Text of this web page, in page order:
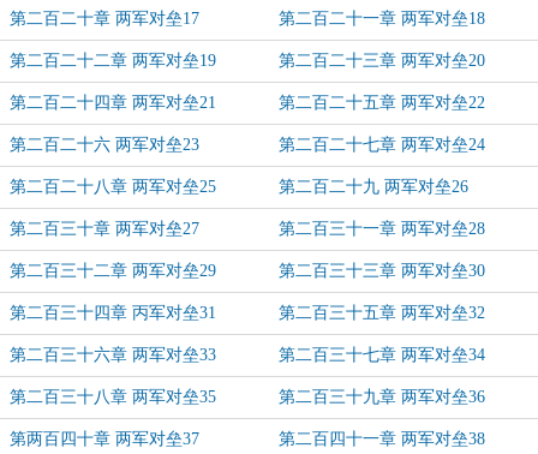
第二百二十章 两军对垒17 第二百二十一章 两军对垒18
第二百二十二章 两军对垒19 第二百二十三章 两军对垒20
第二百二十四章 两军对垒21 第二百二十五章 两军对垒22
第二百二十六 两军对垒23 第二百二十七章 两军对垒24
第二百二十八章 两军对垒25 第二百二十九 两军对垒26
第二百三十章 两军对垒27 第二百三十一章 两军对垒28
第二百三十二章 两军对垒29 第二百三十三章 两军对垒30
第二百三十四章 丙军对垒31 第二百三十五章 两军对垒32
第二百三十六章 两军对垒33 第二百三十七章 两军对垒34
第二百三十八章 两军对垒35 第二百三十九章 两军对垒36
第两百四十章 两军对垒37 第二百四十一章 两军对垒38